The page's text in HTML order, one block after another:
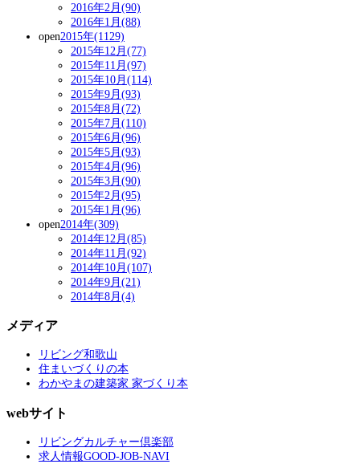
2016年2月(90)
2016年1月(88)
open2015年(1129)
2015年12月(77)
2015年11月(97)
2015年10月(114)
2015年9月(93)
2015年8月(72)
2015年7月(110)
2015年6月(96)
2015年5月(93)
2015年4月(96)
2015年3月(90)
2015年2月(95)
2015年1月(96)
open2014年(309)
2014年12月(85)
2014年11月(92)
2014年10月(107)
2014年9月(21)
2014年8月(4)
メディア
リビング和歌山
住まいづくりの本
わかやまの建築家 家づくり本
webサイト
リビングカルチャー倶楽部
求人情報GOOD-JOB-NAVI